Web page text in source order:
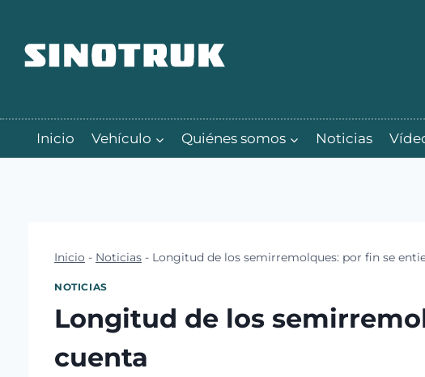
contenido
Inicio Vehículo Quiénes somos Noticias
Inicio - Noticias - Longitud de los semirremolques: por fin se
NOTICIAS
Longitud de los
cuenta